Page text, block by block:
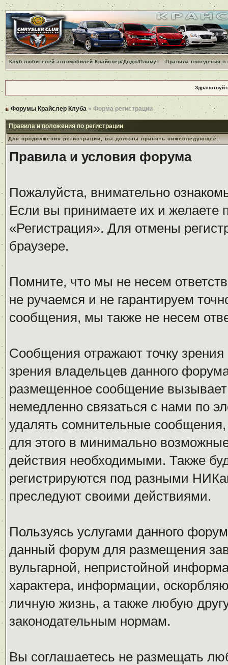
Клуб любителей автомобилей Крайслер/Додж/Плимут Правила поведения
Форумы Крайслер Клуба » Форма регистрации
Правила и положения по регистрации
Для продолжения регистрации, вы должны принять нижеследующее:
Правила и условия форума
Пожалуйста, внимательно
Если вы принимаете их и желаете
«Регистрация». Для отмены
браузере.
Помните, что мы не несем
не ручаемся и не гарантируем
сообщения, мы также не несем
Сообщения отражают точку
зрения владельцев данного
размещенное сообщение
немедленно связаться с нами по
удалять сомнительные
для этого в минимально
действия необходимыми. Также
регистрируются под разными
преследуют своими действиями.
Пользуясь услугами данного
данный форум для размещения
вульгарной, непристойной
характера, информации,
личную жизнь, а также любую
законодательным нормам.
Вы соглашаетесь не размещать